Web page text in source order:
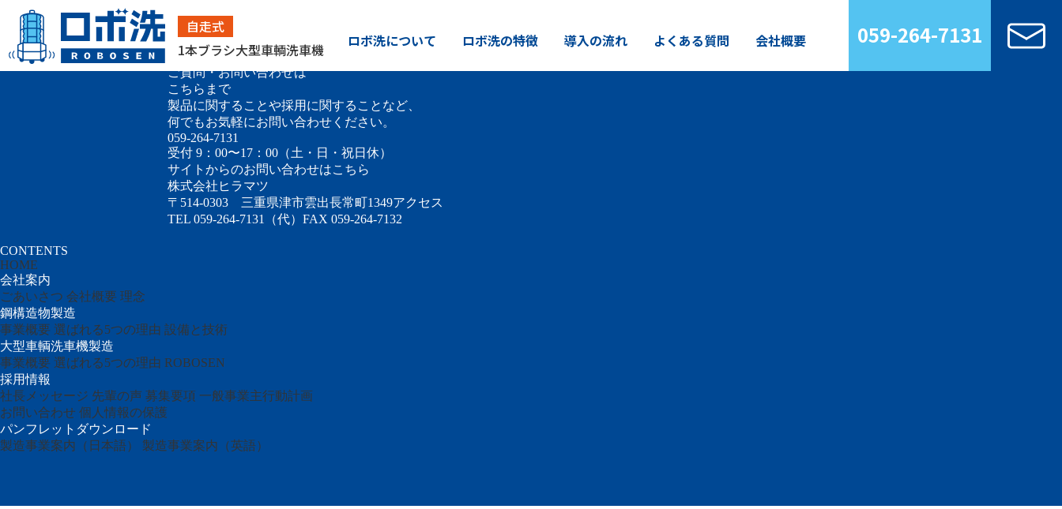
自走式
1本ブラシ大型車輌洗車機
ロボ洗について ロボ洗の特徴 導入の流れ よくある質問 会社概要 059-264-7131
どっかん
採用情報
お問い合わせ
ご質問・お問い合わせは
こちらまで
製品に関することや採用に関することなど、
何でもお気軽にお問い合わせください。
059-264-7131
受付 9：00〜17：00（土・日・祝日休）
サイトからのお問い合わせはこちら
株式会社ヒラマツ
〒514-0303 三重県津市雲出長常町1349アクセス
TEL 059-264-7131（代） FAX 059-264-7132
CONTENTS
HOME
会社案内
ごあいさつ 会社概要 理念
鋼構造物製造
事業概要 選ばれる5つの理由 設備と技術
大型車輌洗車機製造
事業概要 選ばれる5つの理由 ROBOSEN
採用情報
社長メッセージ 先輩の声 募集要項 一般事業主行動計画
お問い合わせ 個人情報の保護
パンフレットダウンロード
製造事業案内（日本語）
製造事業案内（英語）